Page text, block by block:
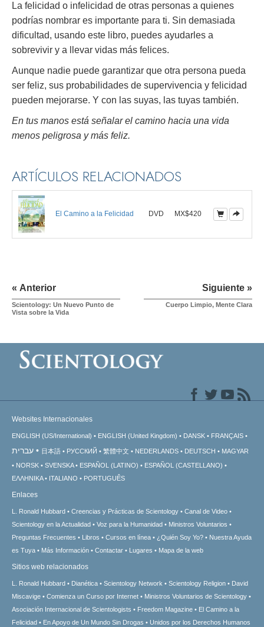
La felicidad o infelicidad de otras personas a quienes
podrías nombrar es importante para ti. Sin demasiada
dificultad, usando este libro, puedes ayudarles a
sobrevivir y a llevar vidas más felices.
Aunque nadie puede garantizar que otra persona pueda
ser feliz, sus probabilidades de supervivencia y felicidad
pueden mejorarse. Y con las suyas, las tuyas también.
En tus manos está señalar el camino hacia una vida
menos peligrosa y más feliz.
ARTÍCULOS RELACIONADOS
El Camino a la Felicidad DVD MX$420
« Anterior
Scientology: Un Nuevo Punto de
Vista sobre la Vida
Siguiente »
Cuerpo Limpio, Mente Clara
Websites Internacionales
ENGLISH (US/International) ENGLISH (United Kingdom) DANSK FRANÇAIS
עברית 日本語 РУССКИЙ 繁體中文 NEDERLANDS DEUTSCH
MAGYAR
NORSK
SVENSKA ESPAÑOL (LATINO)
ESPAÑOL (CASTELLANO)
ΕΛΛΗΝΙΚA
ITALIANO PORTUGUÊS
Enlaces
L. Ronald Hubbard Creencias y Prácticas de Scientology
Canal de Video
Scientology en la Actualidad
Voz para la Humanidad
Ministros Voluntarios
Preguntas Frecuentes
Libros Cursos en línea ¿Quién Soy Yo?
Nuestra Ayuda
es Tuya
Más Información Contactar Lugares Mapa de la web
Sitios web relacionados
L. Ronald Hubbard Dianética Scientology Network Scientology Religion
David
Miscavige
Comienza un Curso por Internet
Ministros Voluntarios de Scientology
Asociación Internacional de Scientologists
Freedom Magazine
El Camino a la
Felicidad
En Apoyo de Un Mundo Sin Drogas Unidos por los Derechos Humanos